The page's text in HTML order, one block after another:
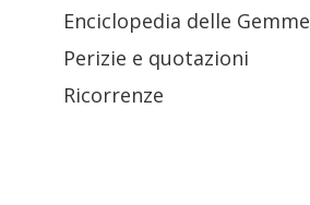
Enciclopedia delle Gemme
Perizie e quotazioni
Ricorrenze